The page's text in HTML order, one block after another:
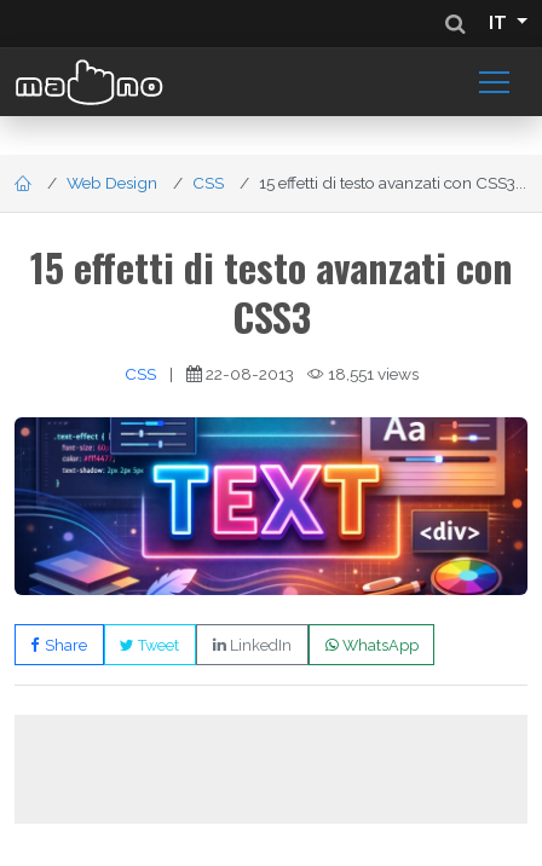
IT
Web Design CSS 15 effetti di testo avanzati con CSS3...
15 effetti di testo avanzati con
CSS3
CSS | 22-08-2013 18,551 views
Share Tweet LinkedIn WhatsApp